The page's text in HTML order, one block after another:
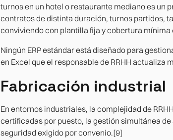
turnos en un hotel o restaurante mediano es
contratos de distinta duración, turnos partidos,
conviviendo con plantilla fija y cobertura mínima
Ningún ERP estándar está diseñado para
en Excel que el responsable de RRHH actualiza
Fabricación industrial
En entornos industriales, la complejidad de
certificadas por puesto, la gestión simultánea
seguridad exigido por convenio.[9]